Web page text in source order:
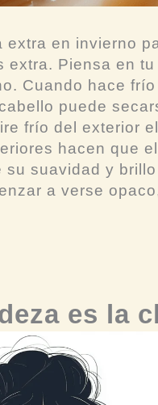
en invierno
Piensa en
Cuando hace
puede
frío del exterior
hacen que
suavidad y
a verse
es la